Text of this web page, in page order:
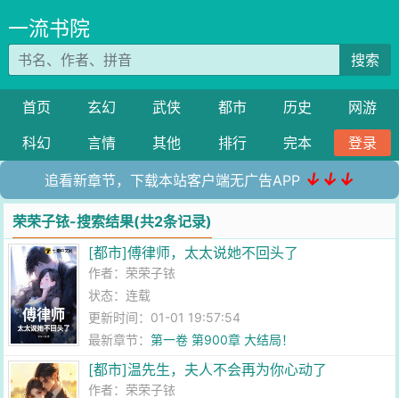
一流书院
搜索
首页 玄幻 武侠 都市 历史
网游
科幻
言情 其他 排行 完本 登录
追看新章节，下载本站客户端无广告APP ↓↓↓
荣荣子铱-搜索结果(共2条记录)
[都市]傅律师，太太说她不回头了
作者： 荣荣子铱
状态：连载
更新时间：01-01 19:57:54
最新章节：第一卷 第900章 大结局！
[都市]温先生，夫人不会再为你心动了
作者： 荣荣子铱